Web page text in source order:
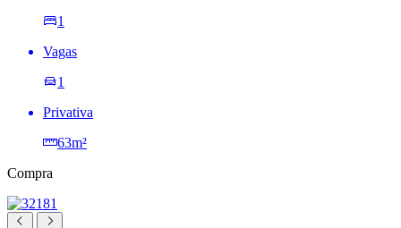
1
Vagas
1
Privativa
63m²
Compra